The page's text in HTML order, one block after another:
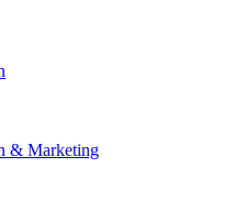
& Marketing